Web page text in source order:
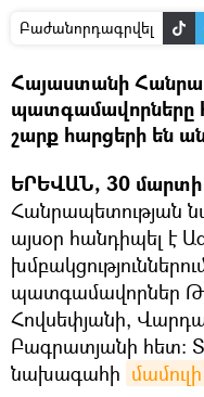
Բաժանորդագրվել
Հայաստանի
պատգամավորները
շարք հարցերի են
ԵՐԵՎԱՆ, 30 մարտի
Հանրապետության
այսօր հանդիպել է
պատգամավորներ
Հովսեփյանի,
Բագրատյանի հետ:
նախագահի